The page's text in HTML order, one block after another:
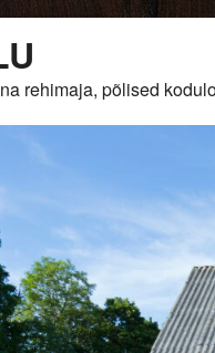
rehimaja, põlised